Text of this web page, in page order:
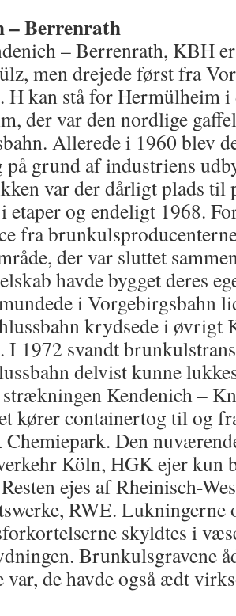
– Berrenrath
– Berrenrath, KBH
men drejede først fra
H kan stå for Hermülheim
der var den nordlige
Allerede i 1960 blev
på grund af industriens
var der dårligt plads til
etaper og endeligt 1968.
fra
der var sluttet
havde bygget deres
i Vorgebirgsbahn
krydsede i øvrigt
I 1972 svandt
delvist kunne
Kendenich –
kører containertog til og
Chemiepark. Den
Köln, HGK ejer kun
ejes af Rheinisch-
RWE. Lukningerne
skyldtes i
Brunkulsgravene
de havde også ædt